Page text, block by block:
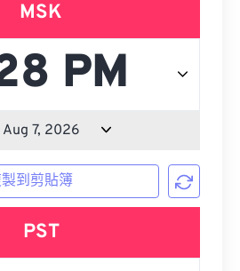
MSK
到剪貼簿
PST